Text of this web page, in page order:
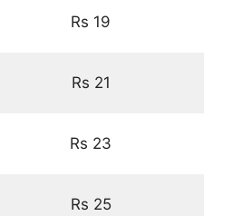
Rs 19
Rs 21
Rs 23
Rs 25